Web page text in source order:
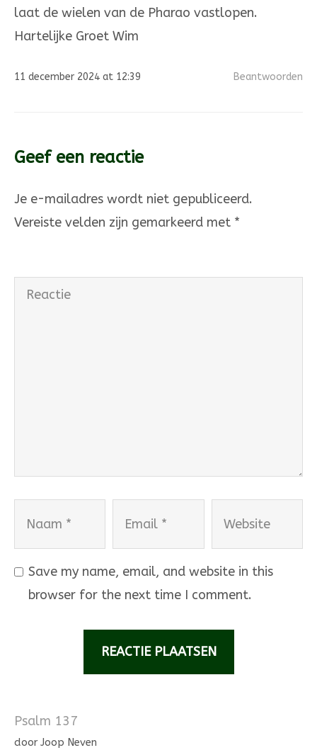
laat de wielen van de Pharao vastlopen.
Hartelijke Groet Wim
11 december 2024 at 12:39 Beantwoorden
Berichten
Geef een reactie
Je e-mailadres wordt niet gepubliceerd.
Vereiste velden zijn gemarkeerd met *
Reactie
Save my name, email, and website in this
browser for the next time I comment.
Psalm 137
door Joop Neven